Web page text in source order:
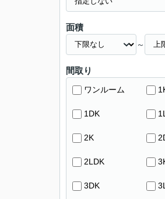
面積
～
間取り
ワンルーム
1DK
2K
2LDK
3DK